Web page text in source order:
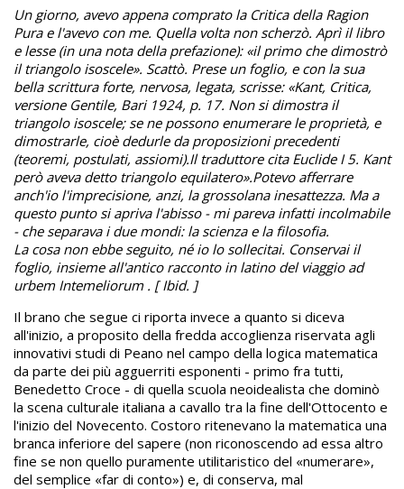
Un giorno, avevo appena comprato la Critica della Ragion
Pura e l'avevo con me. Quella volta non scherzò. Aprì il libro
e lesse (in una nota della prefazione): «il primo che dimostrò
il triangolo isoscele». Scattò. Prese un foglio, e con la sua
bella scrittura forte, nervosa, legata, scrisse: «Kant, Critica,
versione Gentile, Bari 1924, p. 17. Non si dimostra il
triangolo isoscele; se ne possono enumerare le proprietà, e
dimostrarle, cioè dedurle da proposizioni precedenti
(teoremi, postulati, assiomi).Il traduttore cita Euclide I 5. Kant
però aveva detto triangolo equilatero».Potevo afferrare
anch'io l'imprecisione, anzi, la grossolana inesattezza. Ma a
questo punto si apriva l'abisso - mi pareva infatti incolmabile
- che separava i due mondi: la scienza e la filosofia.
La cosa non ebbe seguito, né io lo sollecitai. Conservai il
foglio, insieme all'antico racconto in latino del viaggio ad
urbem Intemeliorum . [ Ibid. ]
Il brano che segue ci riporta invece a quanto si diceva
all'inizio, a proposito della fredda accoglienza riservata agli
innovativi studi di Peano nel campo della logica matematica
da parte dei più agguerriti esponenti - primo fra tutti,
Benedetto Croce - di quella scuola neoidealista che dominò
la scena culturale italiana a cavallo tra la fine dell'Ottocento e
l'inizio del Novecento. Costoro ritenevano la matematica una
branca inferiore del sapere (non riconoscendo ad essa altro
fine se non quello puramente utilitaristico del «numerare»,
del semplice «far di conto») e, di conserva, mal